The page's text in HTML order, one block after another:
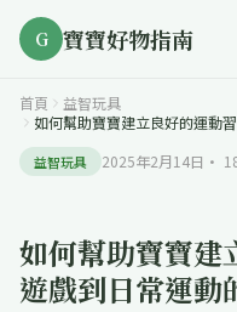
G 寶寶好物指南
首頁
益智玩具
如何幫助寶寶建立良好的運動
益智玩具 2025年2月14日 ·
如何幫助寶寶建
遊戲到日常運動